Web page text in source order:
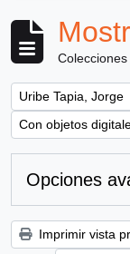
Colecciones
Remove filter:
Uribe Tapia, Jorge
Remove filter:
Con objetos
Opciones
Imprimir vista